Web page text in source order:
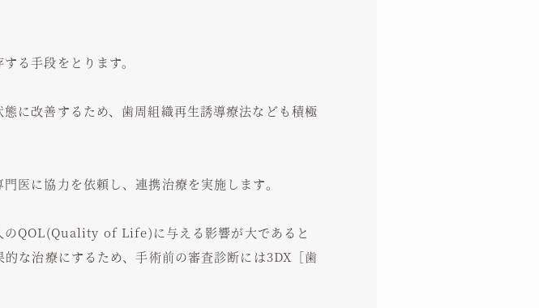
る手段をとります。
に改善するため、歯周組織再生誘導療法なども積極
医に協力を依頼し、連携治療を実施します。
のQOL(Quality of Life)に与える影響が大であると
な治療にするため、手術前の審査診断には3DX［歯